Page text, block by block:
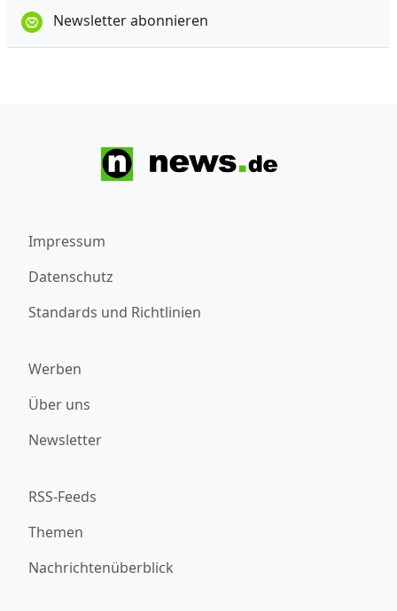
Newsletter abonnieren
Impressum
Datenschutz
Standards und Richtlinien
Werben
Über uns
Newsletter
RSS-Feeds
Themen
Nachrichtenüberblick